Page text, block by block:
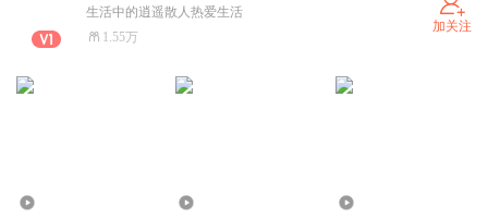
生活中的逍遥散人热爱生活
1.55万
加关注